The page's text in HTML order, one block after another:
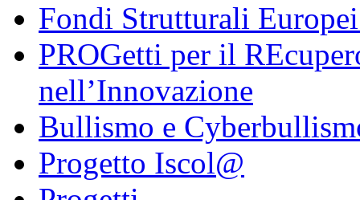
Fondi Strutturali
PROGetti per il
nell’Innovazione
Bullismo e
Progetto Iscol@